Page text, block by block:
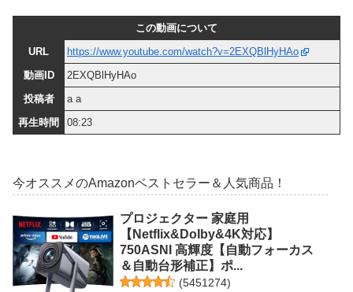
この動画について
URL
https://www.youtube.com/watch?v=2EXQBlHyHAo
動画ID
2EXQBlHyHAo
投稿者
a a
再生時間
08:23
今オススメのAmazonベストセラー＆人気商品！
プロジェクター 家庭用
【Netflix&DoIby&4K対応】
750ASNI 高輝度【自動フォーカス
＆自動台形補正】ポ...
(5451274)